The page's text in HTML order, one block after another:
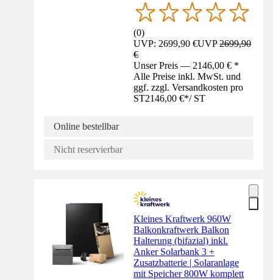
(0)
UVP: 2699,90 €UVP2699,90
€
Unser Preis — 2146,00 € *
Alle Preise inkl. MwSt. und
ggf. zzgl. Versandkosten pro
ST2146,00 €*/ ST
Online bestellbar
Nicht reservierbar
Kleines Kraftwerk 960W
Balkonkraftwerk Balkon
Halterung (bifazial) inkl.
Anker Solarbank 3 +
Zusatzbatterie | Solaranlage
mit Speicher 800W komplett